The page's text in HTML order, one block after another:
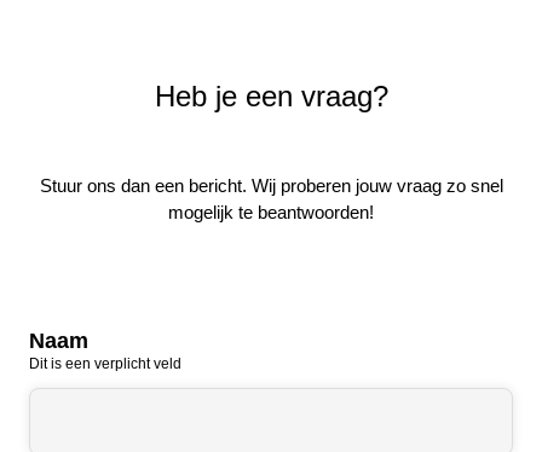
Heb je een vraag?
Stuur ons dan een bericht. Wij proberen jouw vraag zo snel
mogelijk te beantwoorden!
Naam
Dit is een verplicht veld